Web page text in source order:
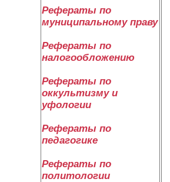
Рефераты по
муниципальному праву
Рефераты по
налогообложению
Рефераты по
оккультизму и
уфологии
Рефераты по
педагогике
Рефераты по
политологии